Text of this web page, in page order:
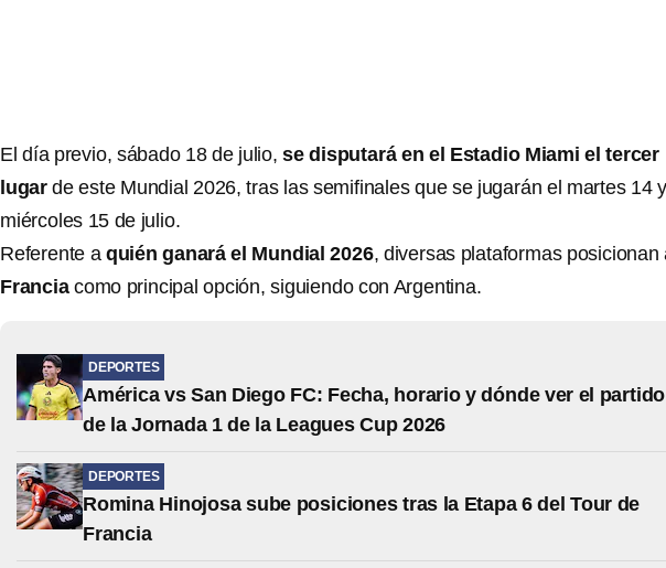
El día previo, sábado 18 de julio,se disputará en el Estadio Miami el tercer
lugarde este Mundial 2026, tras las semifinales que se jugarán el martes 14 y
miércoles 15 de julio.
Referente a quién ganará el Mundial 2026, diversas plataformas posicionan
Franciacomo principal opción, siguiendo con Argentina.
DEPORTES
América vs San Diego FC: Fecha, horario y dónde ver el partido
de la Jornada 1 de la Leagues Cup 2026
DEPORTES
Romina Hinojosa sube posiciones tras la Etapa 6 del Tour de
Francia